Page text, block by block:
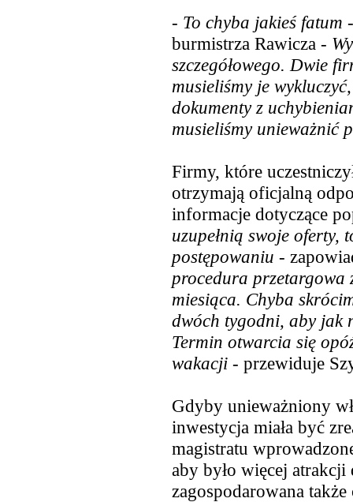
- To chyba jakieś fatum
burmistrza Rawicza -
szczegółowego. Dwie
musieliśmy je wykluczyć,
dokumenty z
musieliśmy unieważnić
Firmy, które
otrzymają oficjalną
informacje dotyczące
uzupełnią swoje oferty,
postępowaniu -
procedura przetargowa
miesiąca. Chyba
dwóch tygodni, aby jak
Termin otwarcia się
wakacji- przewiduje
Gdyby unieważniony
inwestycja miała być
magistratu
aby było więcej atrakcji
zagospodarowana